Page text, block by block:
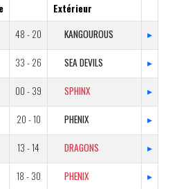
Extérieur
48 - 20 KANGOUROUS ▸
33 - 26 SEA DEVILS ▸
00 - 39 SPHINX ▸
20 - 10 PHENIX ▸
13 - 14 DRAGONS ▸
18 - 30 PHENIX ▸